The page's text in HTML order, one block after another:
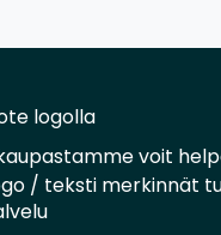
logolla
voit
/ teksti merkinnät